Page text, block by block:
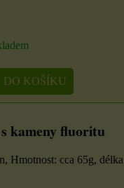
DO KOŠÍKU
kameny fluoritu
Hmotnost: cca 65g,